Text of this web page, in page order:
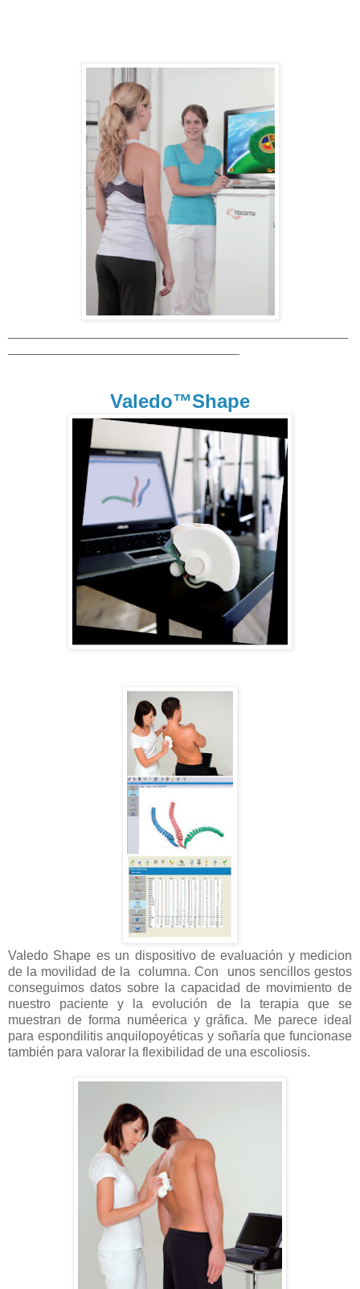
Valedo™Shape
Valedo Shape es un dispositivo de evaluación y medicion
de la movilidad de la columna. Con unos sencillos gestos
conseguimos datos sobre la capacidad de movimiento de
nuestro paciente y la evolución de la terapia que se
muestran de forma numéerica y gráfica. Me parece ideal
para espondilitis anquilopoyéticas y soñaría que funcionase
también para valorar la flexibilidad de una escoliosis.